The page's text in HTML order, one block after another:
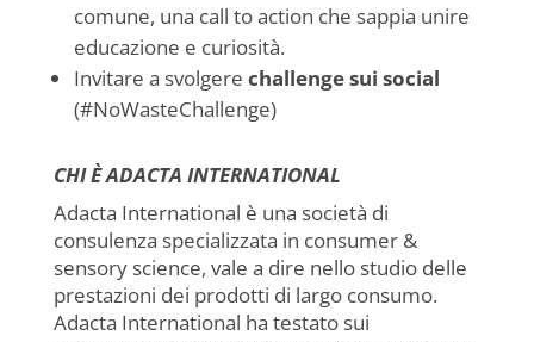
comune, una call to action che sappia unire
educazione e curiosità.
Invitare a svolgere challenge sui social
(#NoWasteChallenge)
CHI È ADACTA INTERNATIONAL
Adacta International è una società di
consulenza specializzata in consumer &
sensory science, vale a dire nello studio delle
prestazioni dei prodotti di largo consumo.
Adacta International ha testato sui